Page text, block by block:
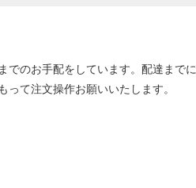
のお手配をしています。配達まで
て注文操作お願いいたします。